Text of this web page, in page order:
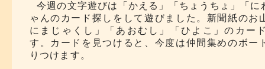
今週の文字遊びは「かえる」「ちょうちょ」「に
ゃんのカード探しをして遊びました。新聞紙のお
にまじゃくし」「あおむし」「ひよこ」のカー
す。カードを見つけると、今度は仲間集めのボー
りつけます。